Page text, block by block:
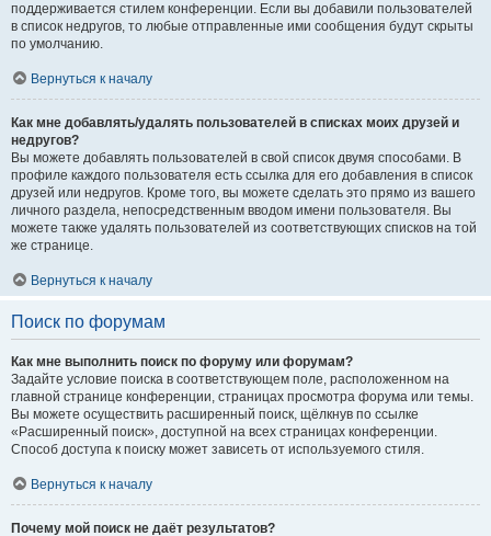
поддерживается стилем конференции. Если вы добавили пользователей
в список недругов, то любые отправленные ими сообщения будут скрыты
по умолчанию.
Вернуться к началу
Как мне добавлять/удалять пользователей в списках моих друзей и
недругов?
Вы можете добавлять пользователей в свой список двумя способами. В
профиле каждого пользователя есть ссылка для его добавления в список
друзей или недругов. Кроме того, вы можете сделать это прямо из вашего
личного раздела, непосредственным вводом имени пользователя. Вы
можете также удалять пользователей из соответствующих списков на той
же странице.
Вернуться к началу
Поиск по форумам
Как мне выполнить поиск по форуму или форумам?
Задайте условие поиска в соответствующем поле, расположенном на
главной странице конференции, страницах просмотра форума или темы.
Вы можете осуществить расширенный поиск, щёлкнув по ссылке
«Расширенный поиск», доступной на всех страницах конференции.
Способ доступа к поиску может зависеть от используемого стиля.
Вернуться к началу
Почему мой поиск не даёт результатов?